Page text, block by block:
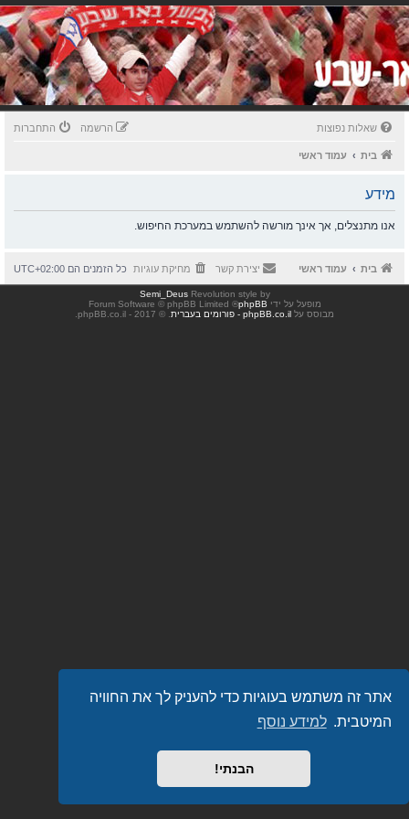
אתר זה משתמש בעוגיות כדי להעניק לך את החוויה
המיטבית. למידע נוסף
הבנתי!
שאלות נפוצות התחברות הרשמה
בית עמוד ראשי
מידע
אנו מתנצלים, אך אינך מורשה להשתמש במערכת החיפוש.
בית עמוד ראשי כל הזמנים הם UTC+02:00 מחיקת עוגיות יצירת קשר
Revolution style by
Semi_Deus
מופעל על ידי phpBB
® Forum Software © phpBB Limited
מבוסס על phpBB.co.il - פורומים בעברית . © 2017 - phpBB.co.il.